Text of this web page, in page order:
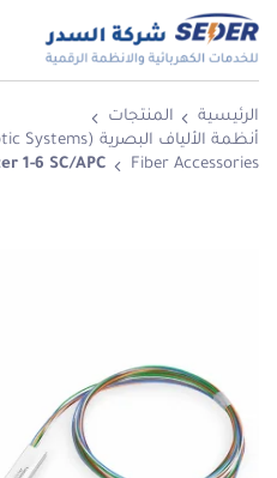
الرئيسية
المنتجات
أنظمة الألياف البصرية (Fiber Optic Systems)
Fiber Accessories
1-6 SC/APC